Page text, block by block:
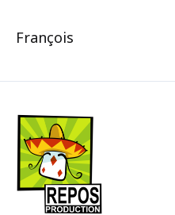
François